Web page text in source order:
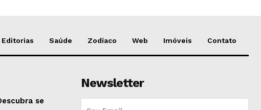
Editorias Saúde Zodíaco Web Imóveis Contato
se
Newsletter